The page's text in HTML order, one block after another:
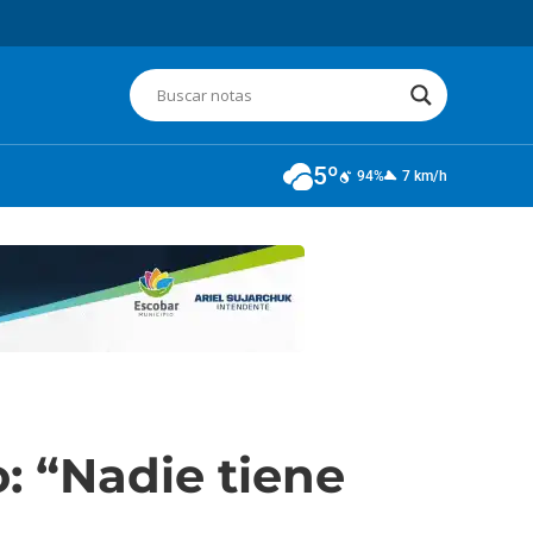
5º 94% 7 km/h
“Nadie tiene